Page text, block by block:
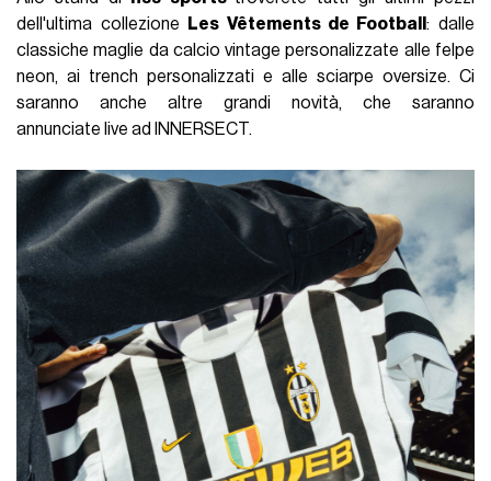
dell'ultima collezione
Les Vêtements de Football: dalle
classiche maglie da calcio vintage personalizzate alle felpe
neon, ai trench personalizzati e alle sciarpe oversize. Ci
saranno anche altre grandi novità, che saranno
annunciate live ad INNERSECT.